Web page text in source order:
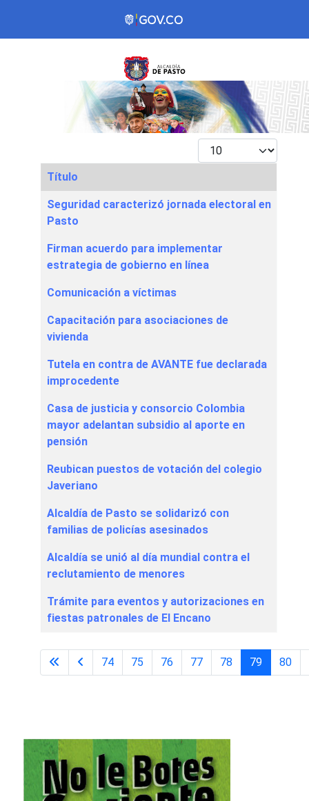
Mostrar #
Articles
Título
Seguridad caracterizó jornada electoral en
Pasto
Firman acuerdo para implementar
estrategia de gobierno en línea
Comunicación a víctimas
Capacitación para asociaciones de
vivienda
Tutela en contra de AVANTE fue declarada
improcedente
Casa de justicia y consorcio Colombia
mayor adelantan subsidio al aporte en
pensión
Reubican puestos de votación del colegio
Javeriano
Alcaldía de Pasto se solidarizó con
familias de policías asesinados
Alcaldía se unió al día mundial contra el
reclutamiento de menores
Trámite para eventos y autorizaciones en
fiestas patronales de El Encano
Página 79 de 98
74 75 76 77 78 79 80